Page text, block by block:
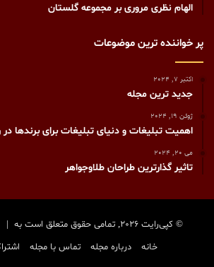
الهام نظری مروری بر مجموعه گلستان
پر خواننده ترین موضوعات
اکتبر 7, 2024
جدید ترین مجله
ژوئن 19, 2024
اهمیت تبلیغات و دنیای تبلیغات برای برندها
می 20, 2024
تاثیر گذارترین طراحان طلاوجواهر
© کپی‌رایت 2026, تمامی حقوق متعلق است به |
خانه
درباره مجله تماس با مجله